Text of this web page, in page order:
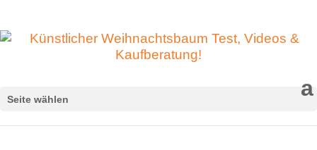
Seite wählen